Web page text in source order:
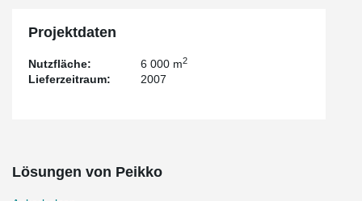
Projektdaten
Nutzfläche: 6 000 m2
Lieferzeitraum: 2007
Lösungen von Peikko